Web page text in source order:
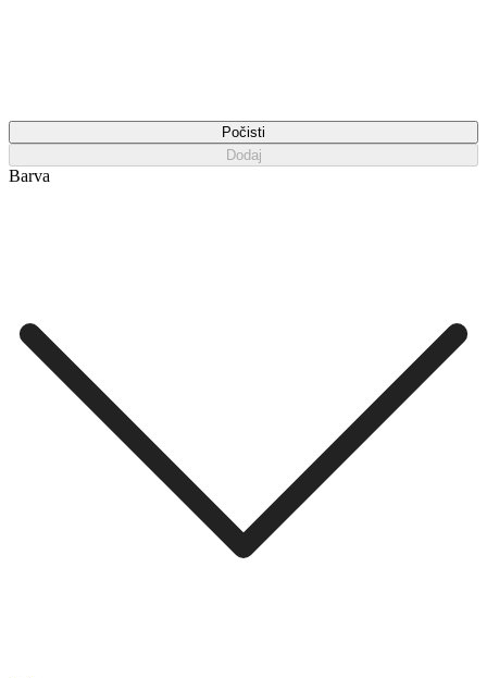
Počisti
Dodaj
Barva